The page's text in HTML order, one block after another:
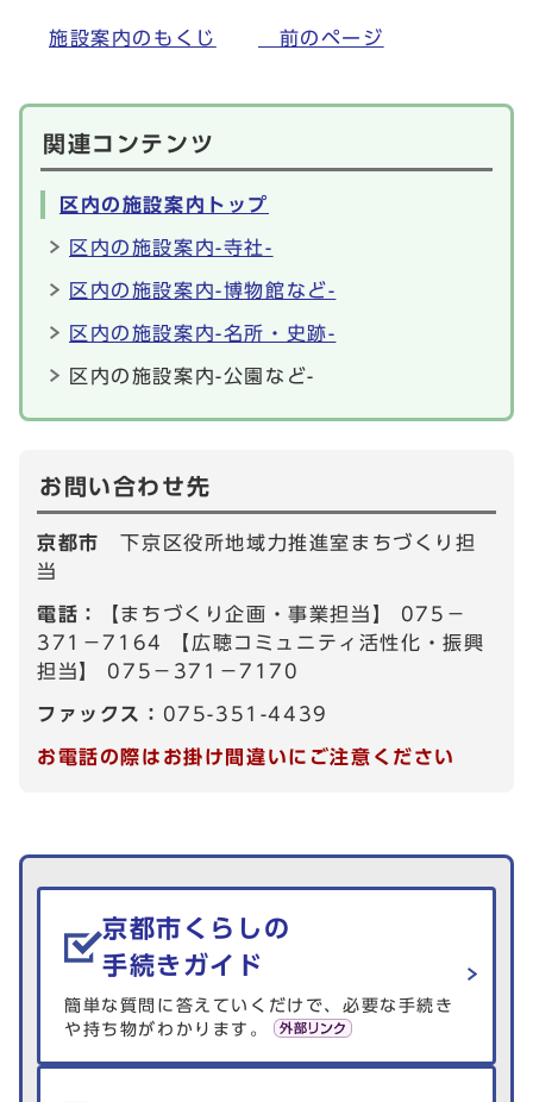
施設案内のもくじ 前のページ
関連コンテンツ
区内の施設案内トップ
区内の施設案内-寺社-
区内の施設案内-博物館など-
区内の施設案内-名所・史跡-
区内の施設案内-公園など-
お問い合わせ先
京都市下京区役所地域力推進室まちづくり担
当
電話：
【まちづくり企画・事業担当】 075－
371－7164 【広聴コミュニティ活性化・振興
担当】 075－371－7170
ファックス： 075-351-4439
お電話の際はお掛け間違いにご注意ください
生活情報を探す
京都市くらしの
手続きガイド
簡単な質問に答えていくだけで、必要な手続き
や持ち物がわかります。